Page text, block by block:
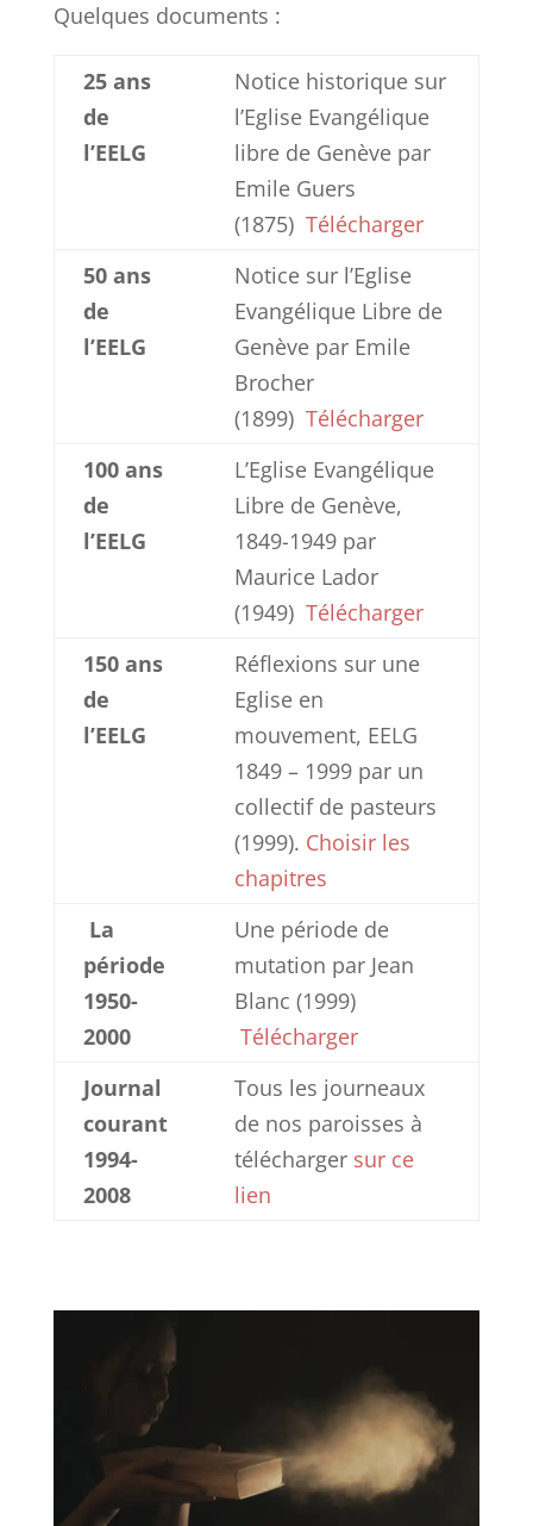
Quelques documents :
25 ans
de
l’EELG
Notice historique sur
l’Eglise Evangélique
libre de Genève par
Emile Guers
(1875) Télécharger
50 ans
de
l’EELG
Notice sur l’Eglise
Evangélique Libre de
Genève par Emile
Brocher
(1899) Télécharger
100 ans
de
l’EELG
L’Eglise Evangélique
Libre de Genève,
1849-1949 par
Maurice Lador
(1949) Télécharger
150 ans
de
l’EELG
Réflexions sur une
Eglise en
mouvement, EELG
1849 – 1999 par un
collectif de pasteurs
(1999). Choisir les
chapitres
La
période
1950-
2000
Une période de
mutation par Jean
Blanc (1999)
Télécharger
Journal
courant
1994-
2008
Tous les journeaux
de nos paroisses à
télécharger sur ce
lien